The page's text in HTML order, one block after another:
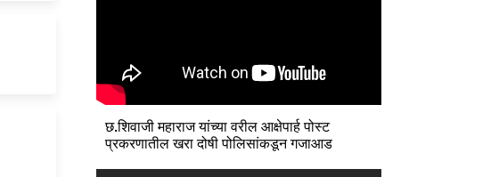
छ.शिवाजी महाराज यांच्या वरील आक्षेपार्ह पोस्ट
प्रकरणातील खरा दोषी पोलिसांकडून गजाआड